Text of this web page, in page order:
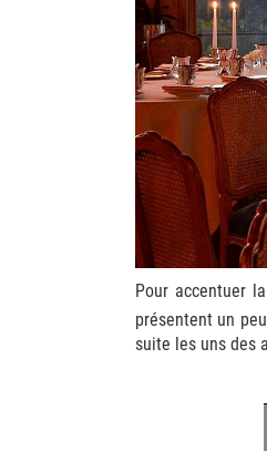
Pour accentuer
présentent un
suite les uns des